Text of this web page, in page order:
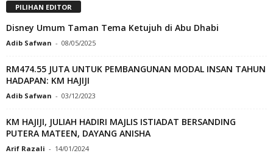
PILIHAN EDITOR
Disney Umum Taman Tema Ketujuh di Abu Dhabi
Adib Safwan - 08/05/2025
RM474.55 JUTA UNTUK PEMBANGUNAN MODAL INSAN TAHUN
HADAPAN: KM HAJIJI
Adib Safwan - 03/12/2023
KM HAJIJI, JULIAH HADIRI MAJLIS ISTIADAT BERSANDING
PUTERA MATEEN, DAYANG ANISHA
Arif Razali - 14/01/2024